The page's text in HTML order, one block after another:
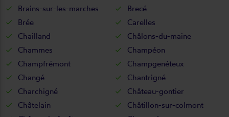
Brains-sur-les-marches
Brecé
Brée
Carelles
Chailland
Châlons-du-maine
Chammes
Champéon
Champfrémont
Champgenéteux
Changé
Chantrigné
Charchigné
Château-gontier
Châtelain
Châtillon-sur-colmont